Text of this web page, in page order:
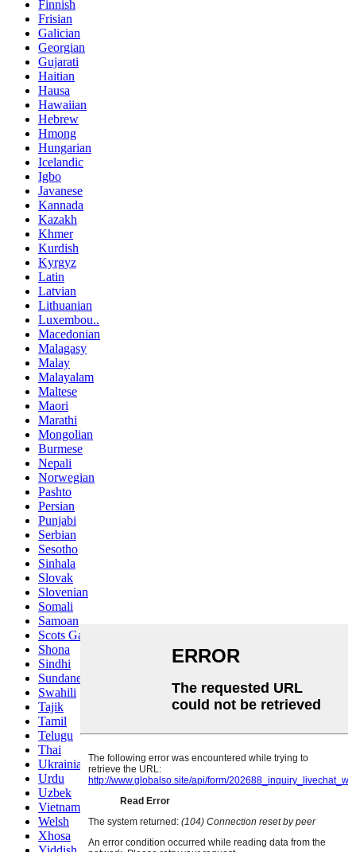
Finnish
Frisian
Galician
Georgian
Gujarati
Haitian
Hausa
Hawaiian
Hebrew
Hmong
Hungarian
Icelandic
Igbo
Javanese
Kannada
Kazakh
Khmer
Kurdish
Kyrgyz
Latin
Latvian
Lithuanian
Luxembou..
Macedonian
Malagasy
Malay
Malayalam
Maltese
Maori
Marathi
Mongolian
Burmese
Nepali
Norwegian
Pashto
Persian
Punjabi
Serbian
Sesotho
Sinhala
Slovak
Slovenian
Somali
Samoan
Scots Gaelic
Shona
Sindhi
Sundanese
Swahili
Tajik
Tamil
Telugu
Thai
Ukrainian
Urdu
Uzbek
Vietnamese
Welsh
Xhosa